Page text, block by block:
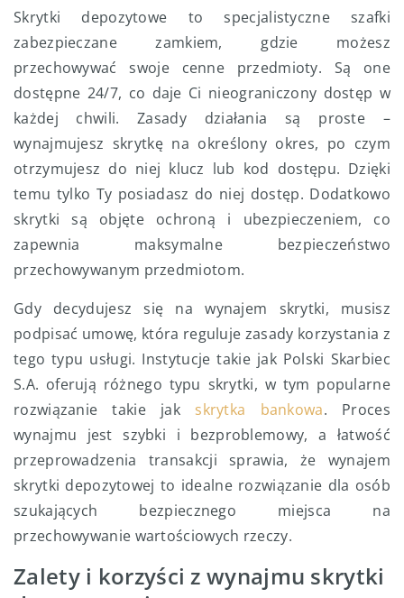
Skrytki depozytowe to specjalistyczne szafki
zabezpieczane zamkiem, gdzie możesz
przechowywać swoje cenne przedmioty. Są one
dostępne 24/7, co daje Ci nieograniczony dostęp w
każdej chwili. Zasady działania są proste –
wynajmujesz skrytkę na określony okres, po czym
otrzymujesz do niej klucz lub kod dostępu. Dzięki
temu tylko Ty posiadasz do niej dostęp. Dodatkowo
skrytki są objęte ochroną i ubezpieczeniem, co
zapewnia maksymalne bezpieczeństwo
przechowywanym przedmiotom.
Gdy decydujesz się na wynajem skrytki, musisz
podpisać umowę, która reguluje zasady korzystania z
tego typu usługi. Instytucje takie jak Polski Skarbiec
S.A. oferują różnego typu skrytki, w tym popularne
rozwiązanie takie jak skrytka bankowa. Proces
wynajmu jest szybki i bezproblemowy, a łatwość
przeprowadzenia transakcji sprawia, że wynajem
skrytki depozytowej to idealne rozwiązanie dla osób
szukających bezpiecznego miejsca na
przechowywanie wartościowych rzeczy.
Zalety i korzyści z wynajmu skrytki